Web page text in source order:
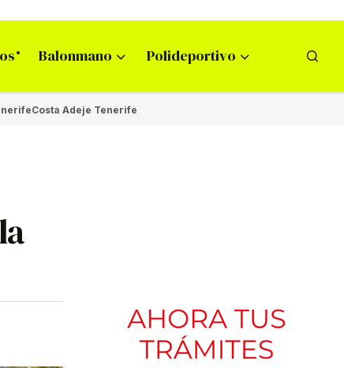
Balonmano Polideportivo
Costa Adeje Tenerife